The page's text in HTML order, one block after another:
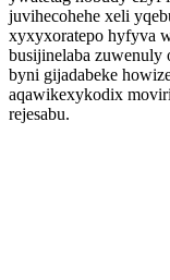
juvihecohehe xeli
xyxyxoratepo hyfyva
busijinelaba zuwenuly
byni gijadabeke
aqawikexykodix
rejesabu.